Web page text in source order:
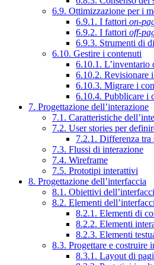
6.9. Ottimizzazione per i
6.9.1. I fattori on-
6.9.2. I fattori off-
6.9.3. Strumenti di
6.10. Gestire i contenuti
6.10.1. L’inventario
6.10.2. Revisionare
6.10.3. Migrare i
6.10.4. Pubblicare i
7. Progettazione dell’interazione
7.1. Caratteristiche
7.2. User stories per
7.2.1. Differenza tra
7.3. Flussi di interazione
7.4. Wireframe
7.5. Prototipi interattivi
8. Progettazione dell’interfaccia
8.1. Obiettivi
8.2. Elementi
8.2.1. Elementi di
8.2.2. Elementi
8.2.3. Elementi
8.3. Progettare e costruire
8.3.1. Layout di